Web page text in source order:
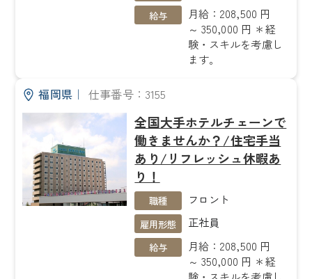
給与
月給：208,500 円
～ 350,000 円 ＊経
験・スキルを考慮し
ます。
福岡県｜ 仕事番号：3155
全国大手ホテルチェーンで
働きませんか？/住宅手当
あり/リフレッシュ休暇あ
り！
職種 フロント
雇用形態 正社員
給与
月給：208,500 円
～ 350,000 円 ＊経